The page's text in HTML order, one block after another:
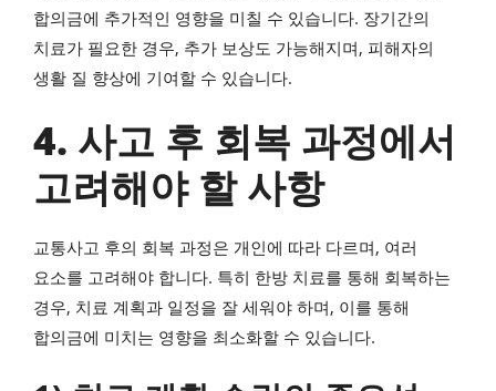
합의금에 추가적인 영향을 미칠 수 있습니다. 장기간의
치료가 필요한 경우, 추가 보상도 가능해지며, 피해자의
생활 질 향상에 기여할 수 있습니다.
4. 사고 후 회복 과정에서
고려해야 할 사항
교통사고 후의 회복 과정은 개인에 따라 다르며, 여러
요소를 고려해야 합니다. 특히 한방 치료를 통해 회복하는
경우, 치료 계획과 일정을 잘 세워야 하며, 이를 통해
합의금에 미치는 영향을 최소화할 수 있습니다.